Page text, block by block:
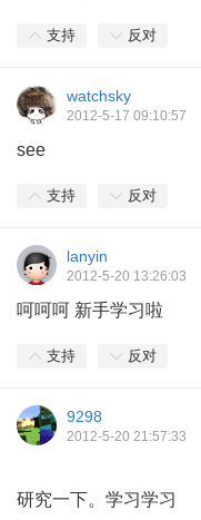
支持 反对
watchsky
2012-5-17 09:10:57
see
支持 反对
lanyin
2012-5-20 13:26:03
呵呵呵 新手学习啦
支持 反对
9298
2012-5-20 21:57:33
研究一下。学习学习